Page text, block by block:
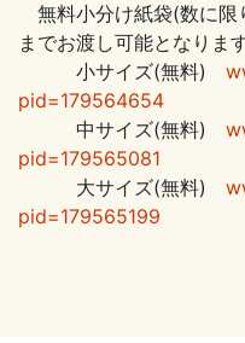
無料小分け紙袋(数に限
までお渡し可能となりま
小サイズ(無料)
pid=179564654
中サイズ(無料)
pid=179565081
大サイズ(無料)
pid=179565199